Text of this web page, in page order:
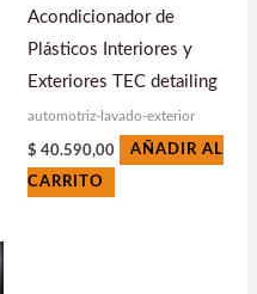
Acondicionador de
Plásticos Interiores y
Exteriores TEC detailing
automotriz-lavado-exterior
$ 40.590,00 AÑADIR AL
CARRITO